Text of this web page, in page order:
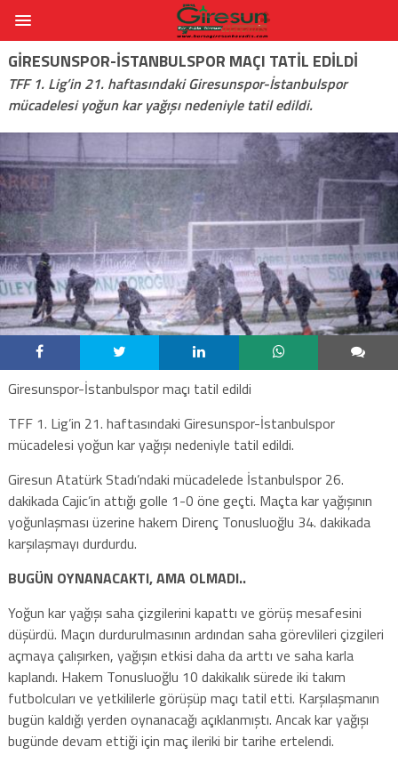
GIRESUNSPOR-İSTANBULSPOR MAÇI TATIL EDILDI
TFF 1. Lig’in 21. haftasındaki Giresunspor-İstanbulspor
mücadelesi yoğun kar yağışı nedeniyle tatil edildi.
Giresunspor-İstanbulspor maçı tatil edildi
TFF 1. Lig’in 21. haftasındaki Giresunspor-İstanbulspor
mücadelesi yoğun kar yağışı nedeniyle tatil edildi.
Giresun Atatürk Stadı’ndaki mücadelede İstanbulspor 26.
dakikada Cajic’in attığı golle 1-0 öne geçti. Maçta kar yağışının
yoğunlaşması üzerine hakem Direnç Tonusluoğlu 34. dakikada
karşılaşmayı durdurdu.
BUGÜN OYNANACAKTI, AMA OLMADI..
Yoğun kar yağışı saha çizgilerini kapattı ve görüş mesafesini
düşürdü. Maçın durdurulmasının ardından saha görevlileri çizgileri
açmaya çalışırken, yağışın etkisi daha da arttı ve saha karla
kaplandı. Hakem Tonusluoğlu 10 dakikalık sürede iki takım
futbolcuları ve yetkililerle görüşüp maçı tatil etti. Karşılaşmanın
bugün kaldığı yerden oynanacağı açıklanmıştı. Ancak kar yağışı
bugünde devam ettiği için maç ileriki bir tarihe ertelendi.